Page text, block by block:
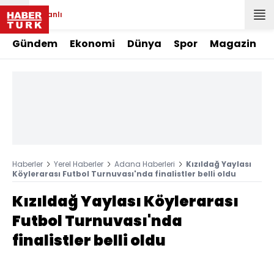
Canlı
Gündem Ekonomi Dünya Spor Magazin
Haberler Yerel Haberler Adana Haberleri
Kızıldağ Yaylası
Köylerarası Futbol Turnuvası'nda finalistler belli oldu
Kızıldağ Yaylası Köylerarası
Futbol Turnuvası'nda
finalistler belli oldu